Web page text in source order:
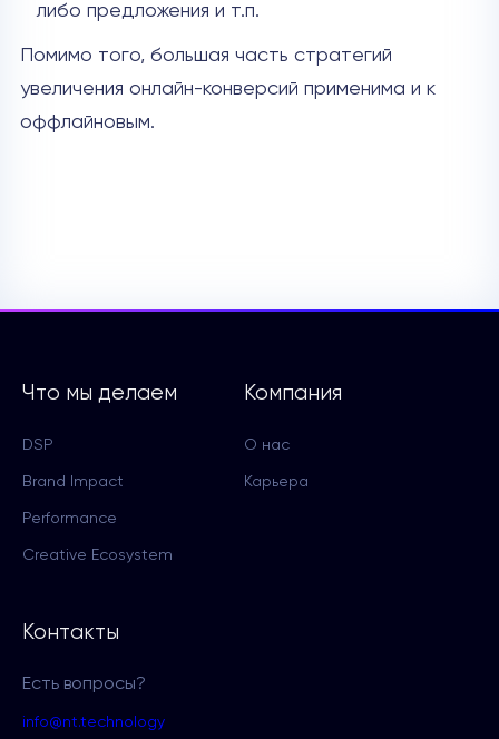
либо предложения и т.п.
Помимо того, большая часть стратегий
увеличения онлайн-конверсий применима и к
оффлайновым.
Компания
О нас
Карьера
Что мы делаем
DSP
Brand Impact
Performance
Creative Ecosystem
Контакты
Есть вопросы?
info@nt.technology